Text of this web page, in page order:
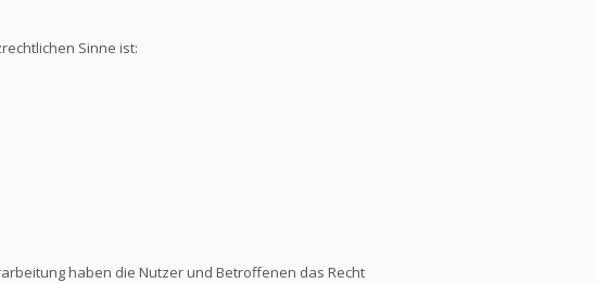
Sinne ist:
haben die Nutzer und Betroffenen das Recht